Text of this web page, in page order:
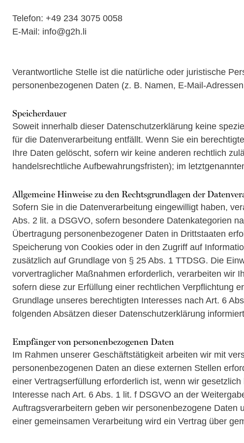
Telefon: +49 234 3075 0058
E-Mail: info@g2h.li
Verantwortliche Stelle ist die natürliche oder juristische
personenbezogenen Daten (z. B. Namen, E-Mail-
Speicherdauer
Soweit innerhalb dieser Datenschutzerklärung keine
für die Datenverarbeitung entfällt. Wenn Sie ein
Ihre Daten gelöscht, sofern wir keine anderen rechtlich
handelsrechtliche Aufbewahrungsfristen); im
Allgemeine Hinweise zu den Rechtsgrundlagen der
Sofern Sie in die Datenverarbeitung eingewilligt haben,
Abs. 2 lit. a DSGVO, sofern besondere Datenkategorien
Übertragung personenbezogener Daten in Drittstaaten
Speicherung von Cookies oder in den Zugriff auf
zusätzlich auf Grundlage von § 25 Abs. 1 TTDSG. Die
vorvertraglicher Maßnahmen erforderlich, verarbeiten wir
sofern diese zur Erfüllung einer rechtlichen Verpflichtung
Grundlage unseres berechtigten Interesses nach Art. 6
folgenden Absätzen dieser Datenschutzerklärung
Empfänger von personenbezogenen Daten
Im Rahmen unserer Geschäftstätigkeit arbeiten wir mit
personenbezogenen Daten an diese externen Stellen
einer Vertragserfüllung erforderlich ist, wenn wir
Interesse nach Art. 6 Abs. 1 lit. f DSGVO an der
Auftragsverarbeitern geben wir personenbezogene
einer gemeinsamen Verarbeitung wird ein Vertrag über